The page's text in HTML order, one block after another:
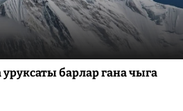
барлар гана чыга